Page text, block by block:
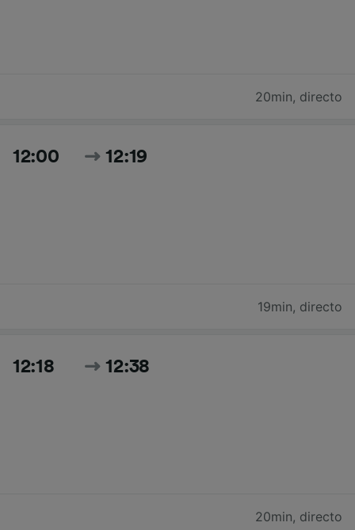
20min, directo
12:00 12:19
19min, directo
12:18 12:38
20min, directo